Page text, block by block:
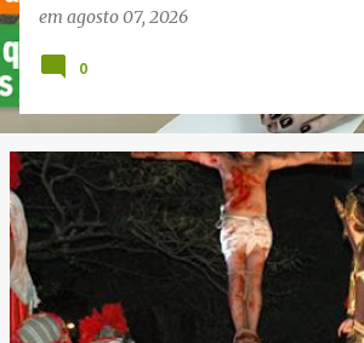
em agosto 07, 2026
0